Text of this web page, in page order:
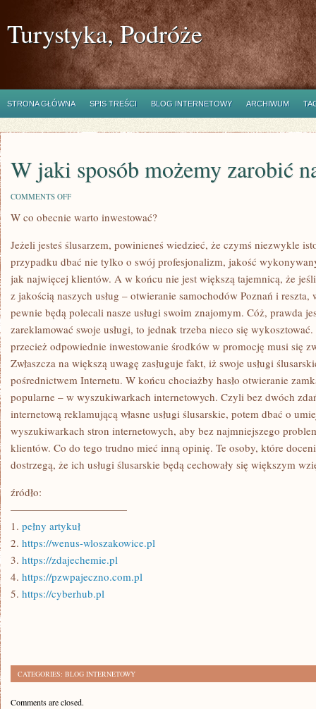
Turystyka, Podróże
STRONA GŁÓWNA SPIS TREŚCI BLOG INTERNETOWY ARCHIWUM
W jaki sposób możemy zarobić
COMMENTS OFFON
JAKI
ZAROBIĆ
NA
ŻYCIE?
W co obecnie warto inwestować?
Jeżeli jesteś ślusarzem, powinieneś wiedzieć, że czymś niezwykle
przypadku dbać nie tylko o swój profesjonalizm, jakość
jak najwięcej klientów. A w końcu nie jest większą tajemnicą, że
z jakością naszych usług – otwieranie samochodów Poznań i
pewnie będą polecali nasze usługi swoim znajomym. Cóż, prawda
zareklamować swoje usługi, to jednak trzeba nieco się
przecież odpowiednie inwestowanie środków w promocję musi się
Zwłaszcza na większą uwagę zasługuje fakt, iż swoje usługi
pośrednictwem Internetu. W końcu chociażby hasło otwieranie
popularne – w wyszukiwarkach internetowych. Czyli bez dwóch
internetową reklamującą własne usługi ślusarskie, potem dbać o
wyszukiwarkach stron internetowych, aby bez najmniejszego
klientów. Co do tego trudno mieć inną opinię. Te osoby, które
dostrzegą, że ich usługi ślusarskie będą cechowały się większym
źródło:
———————————
1. pełny artykuł
2. https://wenus-wloszakowice.pl
3. https://zdajechemie.pl
4. https://pzwpajeczno.com.pl
5. https://cyberhub.pl
CATEGORIES: BLOG INTERNETOWY
Comments are closed.